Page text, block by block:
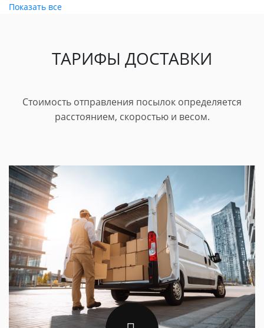
Показать все
ТАРИФЫ ДОСТАВКИ
Стоимость отправления посылок определяется
расстоянием, скоростью и весом.